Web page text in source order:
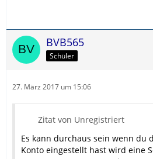
BVB565
Schüler
27. März 2017 um 15:06
Zitat von Unregistriert
Es kann durchaus sein wenn du
Konto eingestellt hast wird eine